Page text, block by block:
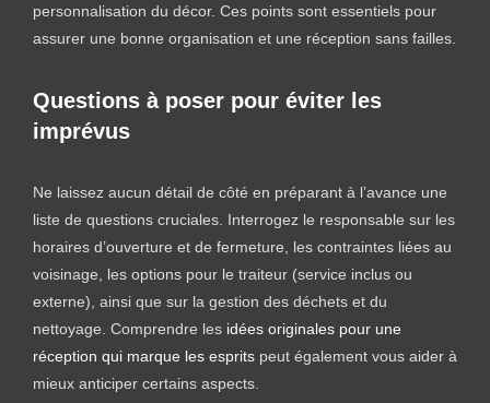
personnalisation du décor. Ces points sont essentiels pour
assurer une bonne organisation et une réception sans failles.
Questions à poser pour éviter les
imprévus
Ne laissez aucun détail de côté en préparant à l’avance une
liste de questions cruciales. Interrogez le responsable sur les
horaires d’ouverture et de fermeture, les contraintes liées au
voisinage, les options pour le traiteur (service inclus ou
externe), ainsi que sur la gestion des déchets et du
nettoyage. Comprendre les idées originales pour une
réception qui marque les esprits peut également vous aider à
mieux anticiper certains aspects.